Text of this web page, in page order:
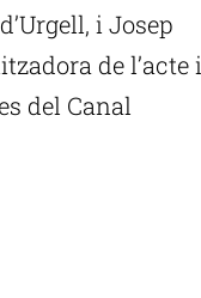
i Josep
de l’acte i
del Canal